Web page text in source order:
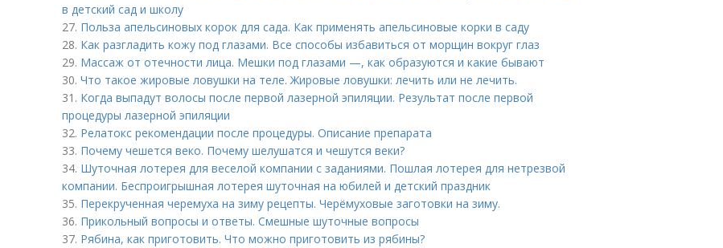
в детский сад и школу
27. Польза апельсиновых корок для сада. Как применять апельсиновые корки в саду
28. Как разгладить кожу под глазами. Все способы избавиться от морщин вокруг глаз
29. Массаж от отечности лица. Мешки под глазами —, как образуются и какие бывают
30. Что такое жировые ловушки на теле. Жировые ловушки: лечить или не лечить.
31. Когда выпадут волосы после первой лазерной эпиляции. Результат после первой
процедуры лазерной эпиляции
32. Релатокс рекомендации после процедуры. Описание препарата
33. Почему чешется веко. Почему шелушатся и чешутся веки?
34. Шуточная лотерея для веселой компании с заданиями. Пошлая лотерея для нетрезвой
компании. Беспроигрышная лотерея шуточная на юбилей и детский праздник
35. Перекрученная черемуха на зиму рецепты. Черёмуховые заготовки на зиму.
36. Прикольный вопросы и ответы. Смешные шуточные вопросы
37. Рябина, как приготовить. Что можно приготовить из рябины?